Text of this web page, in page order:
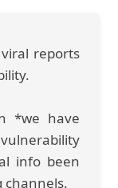
reports
*we have
info been
channels.